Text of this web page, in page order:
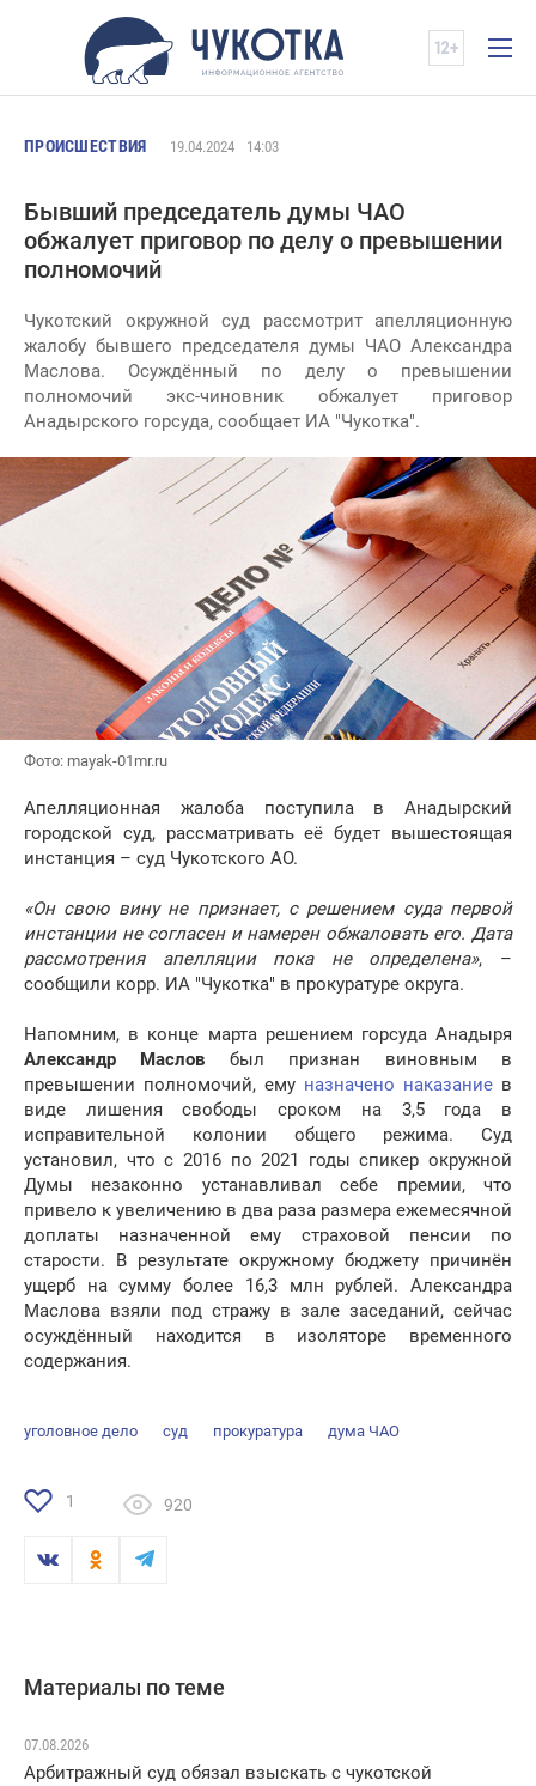
ПРОИСШЕСТВИЯ 19.04.2024 14:03
Бывший председатель думы ЧАО
обжалует приговор по делу о превышении
полномочий
Чукотский окружной суд рассмотрит апелляционную
жалобу бывшего председателя думы ЧАО Александра
Маслова. Осуждённый по делу о превышении
полномочий экс-чиновник обжалует приговор
Анадырского горсуда, сообщает ИА "Чукотка".
Фото: mayak-01mr.ru
Апелляционная жалоба поступила в Анадырский
городской суд, рассматривать её будет вышестоящая
инстанция – суд Чукотского АО.
«Он свою вину не признает, с решением суда первой
инстанции не согласен и намерен обжаловать его. Дата
рассмотрения апелляции пока не определена», –
сообщили корр. ИА "Чукотка" в прокуратуре округа.
Напомним, в конце марта решением горсуда Анадыря
Александр Маслов был признан виновным в
превышении полномочий, ему назначено наказание в
виде лишения свободы сроком на 3,5 года в
исправительной колонии общего режима. Суд
установил, что с 2016 по 2021 годы спикер окружной
Думы незаконно устанавливал себе премии, что
привело к увеличению в два раза размера ежемесячной
доплаты назначенной ему страховой пенсии по
старости. В результате окружному бюджету причинён
ущерб на сумму более 16,3 млн рублей. Александра
Маслова взяли под стражу в зале заседаний, сейчас
осуждённый находится в изоляторе временного
содержания.
уголовное дело суд прокуратура дума ЧАО
1 920
Материалы по теме
07.08.2026
Арбитражный суд обязал взыскать с чукотской